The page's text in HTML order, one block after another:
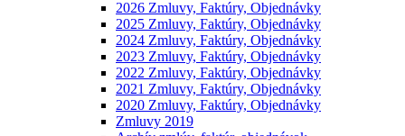
2026 Zmluvy, Faktúry, Objednávky
2025 Zmluvy, Faktúry, Objednávky
2024 Zmluvy, Faktúry, Objednávky
2023 Zmluvy, Faktúry, Objednávky
2022 Zmluvy, Faktúry, Objednávky
2021 Zmluvy, Faktúry, Objednávky
2020 Zmluvy, Faktúry, Objednávky
Zmluvy 2019